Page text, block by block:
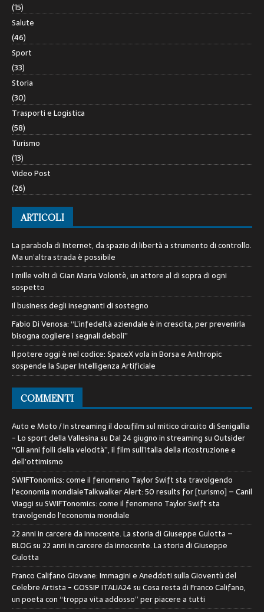
(15)
Salute
(46)
Sport
(33)
Storia
(30)
Trasporti e Logistica
(58)
Turismo
(13)
Video Post
(26)
ARTICOLI
La parabola di Internet, da spazio di libertà a strumento di controllo.
Ma un’altra strada è possibile
I mille volti di Gian Maria Volontè, un attore al di sopra di ogni
sospetto
Il business degli insegnanti di sostegno
Fabio Di Venosa: “L’infedeltà aziendale è in crescita, per prevenirla
bisogna cogliere i segnali deboli”
Il potere oggi è nel codice: SpaceX vola in Borsa e Anthropic
sospende la Super Intelligenza Artificiale
COMMENTI
Auto e Moto / In streaming il docufilm sul mitico circuito di Senigallia
- Lo sport della VallesinasuDal 24 giugno in streaming su Outsider
“Gli anni folli della velocità”, il film sull’Italia della ricostruzione e
dell’ottimismo
SWIFTonomics: come il fenomeno Taylor Swift sta travolgendo
l’economia mondialeTalkwalker Alert: 50 results for [turismo] – Canil
ViaggisuSWIFTonomics: come il fenomeno Taylor Swift sta
travolgendo l’economia mondiale
22 anni in carcere da innocente. La storia di Giuseppe Gulotta –
BLOGsu 22 anni in carcere da innocente. La storia di Giuseppe
Gulotta
Franco Califano Giovane: Immagini e Aneddoti sulla Gioventù del
Celebre Artista - GOSSIP ITALIA24suCosa resta di Franco Califano,
un poeta con “troppa vita addosso” per piacere a tutti